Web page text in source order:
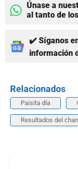
Únase a
al tanto de
✔️ Síganos
información
Relacionados
Paisita día
Resultados del